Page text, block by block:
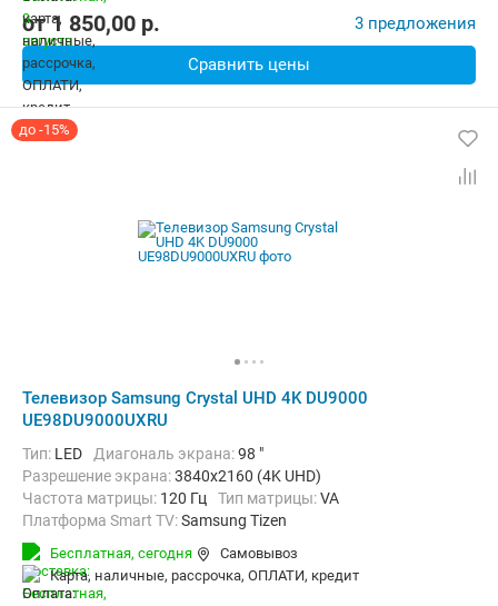
от1 850,00 p. 3 предложения
Сравнить цены
до -15%
Телевизор Samsung Crystal UHD 4K DU9000
UE98DU9000UXRU
Тип: LED Диагональ экрана:98 "
Разрешение экрана:3840x2160 (4K UHD)
Частота матрицы: 120 Гц Тип матрицы:VA
Платформа Smart TV:Samsung Tizen
Беспроводные интерфейсы:
Бесплатная, сегодня
Самовывоз
карта, наличные, рассрочка, ОПЛАТИ, кредит